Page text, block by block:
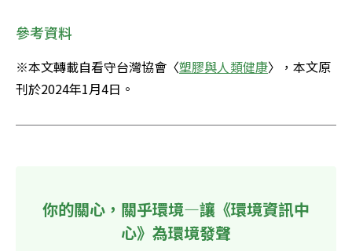
參考資料
※本文轉載自看守台灣協會〈塑膠與人類健康〉，本文原
刊於2024年1月4日。
你的關心，關乎環境—讓《環境資訊中
心》為環境發聲